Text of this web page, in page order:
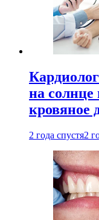
на
кровяное
2 года спустя2